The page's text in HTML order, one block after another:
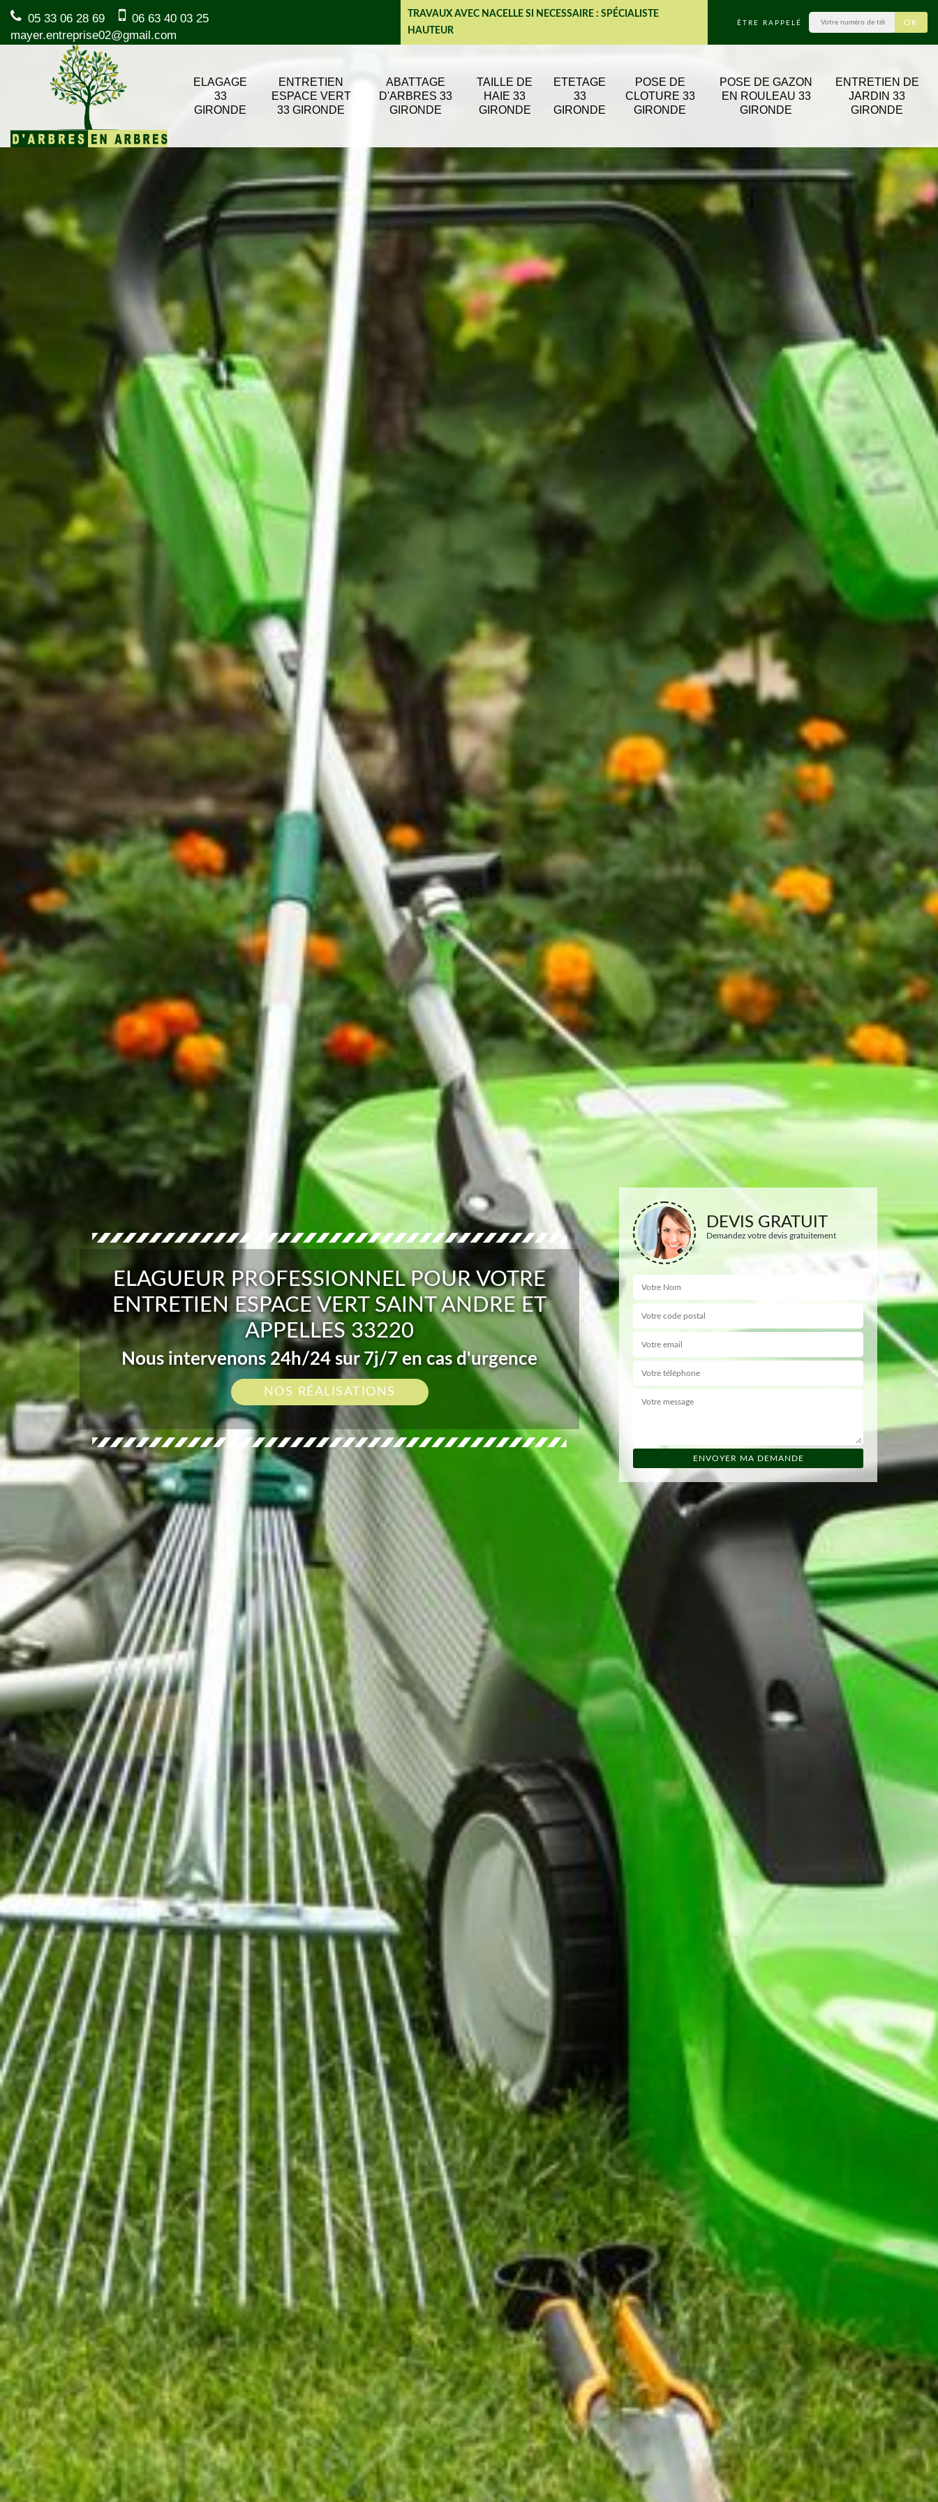
05 33 06 28 69
06 63 40 03 25
mayer.entreprise02@gmail.com
TRAVAUX AVEC NACELLE SI NECESSAIRE : SPÉCIALISTE
HAUTEUR
ÊTRE RAPPELÉ
ELAGAGE
33
GIRONDE
ENTRETIEN
ESPACE VERT
33 GIRONDE
ABATTAGE
D'ARBRES 33
GIRONDE
TAILLE DE
HAIE 33
GIRONDE
ETETAGE
33
GIRONDE
POSE DE
CLOTURE 33
GIRONDE
POSE DE GAZON
EN ROULEAU 33
GIRONDE
ENTRETIEN DE
JARDIN 33
GIRONDE
ELAGUEUR PROFESSIONNEL POUR VOTRE
ENTRETIEN ESPACE VERT SAINT ANDRE ET
APPELLES 33220
Nous intervenons 24h/24 sur 7j/7 en cas d'urgence
NOS RÉALISATIONS
DEVIS GRATUIT
Demandez votre devis gratuitement